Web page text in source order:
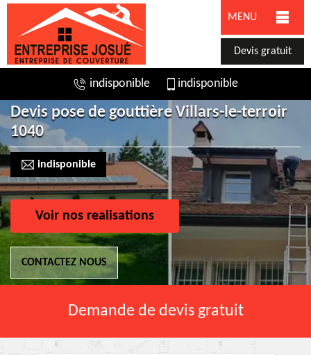
MENU
Devis gratuit
indisponible indisponible
Devis pose de gouttière Villars-le-terroir
1040
indisponible
Voir nos realisations
CONTACTEZ NOUS
Demande de devis gratuit